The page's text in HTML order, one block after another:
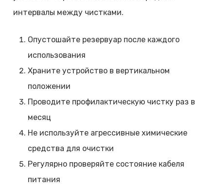
интервалы между чистками.
Опустошайте резервуар после каждого
использования
Храните устройство в вертикальном
положении
Проводите профилактическую чистку раз в
месяц
Не используйте агрессивные химические
средства для очистки
Регулярно проверяйте состояние кабеля
питания